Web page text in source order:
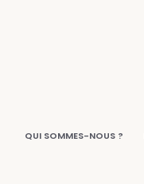
QUI SOMMES-NOUS ?